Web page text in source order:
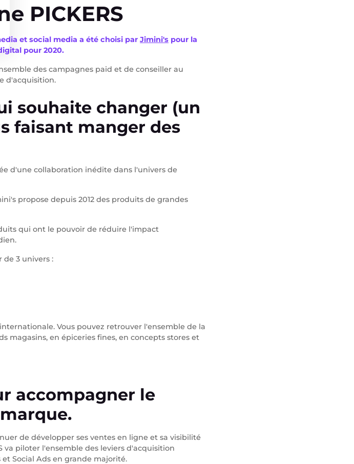
PICKERS
et social media a été choisi par Jimini's pour la
pour 2020.
des campagnes paid et de conseiller au
d'acquisition.
souhaite changer (un
faisant manger des
d'une collaboration inédite dans l'univers de
propose depuis 2012 des produits de grandes
qui ont le pouvoir de réduire l'impact
3 univers :
Vous pouvez retrouver l'ensemble de la
magasins, en épiceries fines, en concepts stores et
accompagner le
de développer ses ventes en ligne et sa visibilité
va piloter l'ensemble des leviers d'acquisition
Social Ads en grande majorité.